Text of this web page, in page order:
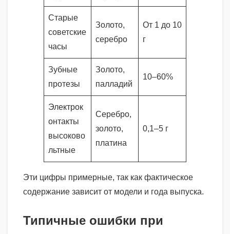
Старые
советские
часы
Золото,
серебро
От 1 до 10
г
Зубные
протезы
Золото,
палладий
10–60%
Электрок
онтакты
высоково
льтные
Серебро,
золото,
платина
0,1–5 г
Эти цифры примерные, так как фактическое
содержание зависит от модели и года выпуска.
Типичные ошибки при